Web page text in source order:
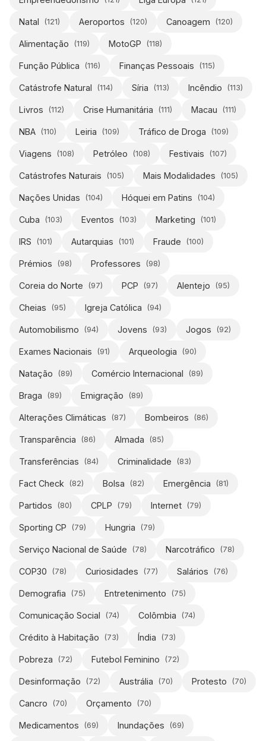
Natal (121) Aeroportos (120) Canoagem (120)
Alimentação (119) MotoGP (118)
Função Pública (116) Finanças Pessoais (115)
Catástrofe Natural (114) Síria (113) Incêndio (113)
Livros (112) Crise Humanitária (111) Macau (111)
NBA (110) Leiria (109) Tráfico de Droga (109)
Viagens (108) Petróleo (108) Festivais (107)
Catástrofes Naturais (105) Mais Modalidades (105)
Nações Unidas (104) Hóquei em Patins (104)
Cuba (103) Eventos (103) Marketing (101)
IRS (101) Autarquias (101) Fraude (100)
Prémios (98) Professores (98)
Coreia do Norte (97) PCP (97) Alentejo (95)
Cheias (95) Igreja Católica (94)
Automobilismo (94) Jovens (93) Jogos (92)
Exames Nacionais (91) Arqueologia (90)
Natação (89) Comércio Internacional (89)
Braga (89) Emigração (89)
Alterações Climáticas (87) Bombeiros (86)
Transparência (86) Almada (85)
Transferências (84) Criminalidade (83)
Fact Check (82) Bolsa (82) Emergência (81)
Partidos (80) CPLP (79) Internet (79)
Sporting CP (79) Hungria (79)
Serviço Nacional de Saúde (78) Narcotráfico (78)
COP30 (78) Curiosidades (77) Salários (76)
Demografia (75) Entretenimento (75)
Comunicação Social (74) Colômbia (74)
Crédito à Habitação (73) Índia (73)
Pobreza (72) Futebol Feminino (72)
Desinformação (72) Austrália (70) Protesto (70)
Cancro (70) Orçamento (70)
Medicamentos (69) Inundações (69)